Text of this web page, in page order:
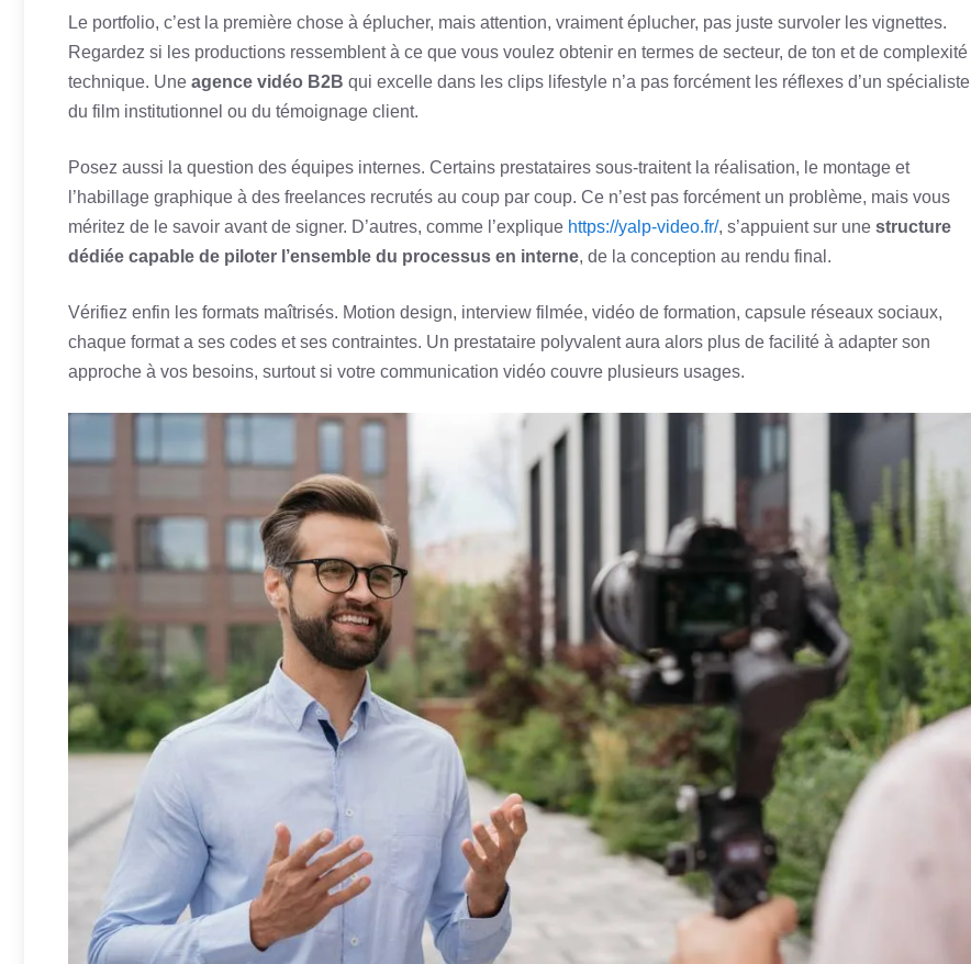
Le portfolio, c’est la première chose à éplucher, mais attention, vraiment éplucher, pas juste survoler les vignettes.
Regardez si les productions ressemblent à ce que vous voulez obtenir en termes de secteur, de ton et de complexité
technique. Une agence vidéo B2B qui excelle dans les clips lifestyle n’a pas forcément les réflexes d’un spécialiste
du film institutionnel ou du témoignage client.
Posez aussi la question des équipes internes. Certains prestataires sous-traitent la réalisation, le montage et
l’habillage graphique à des freelances recrutés au coup par coup. Ce n’est pas forcément un problème, mais vous
méritez de le savoir avant de signer. D’autres, comme l’explique https://yalp-video.fr/, s’appuient sur une structure
dédiée capable de piloter l’ensemble du processus en interne, de la conception au rendu final.
Vérifiez enfin les formats maîtrisés. Motion design, interview filmée, vidéo de formation, capsule réseaux sociaux,
chaque format a ses codes et ses contraintes. Un prestataire polyvalent aura alors plus de facilité à adapter son
approche à vos besoins, surtout si votre communication vidéo couvre plusieurs usages.